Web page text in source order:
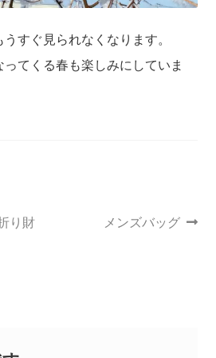
すぐ見られなくなります。
てくる春も楽しみにしていま
り財
メンズバッグ